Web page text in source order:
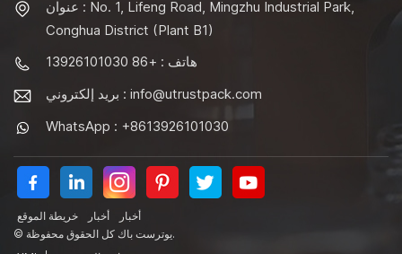
عنوان : No. 1, Lifeng Road, Mingzhu Industrial Park,
Conghua District (Plant B1)
هاتف : +86 13926101030
بريد إلكتروني : info@utrustpack.com
WhatsApp : +8613926101030
خريطة الموقع أخبار
أخبار
© يوترست باك كل الحقوق محفوظة.